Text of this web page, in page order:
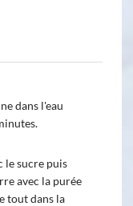
dans l'eau
le sucre puis
avec la purée
tout dans la